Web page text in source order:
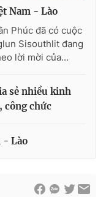
khi phát hành lại
Nam - Lào
Phúc đã có cuộc
Sisouthlit đang
lời mời của...
sẻ nhiều kinh
công chức
- Lào